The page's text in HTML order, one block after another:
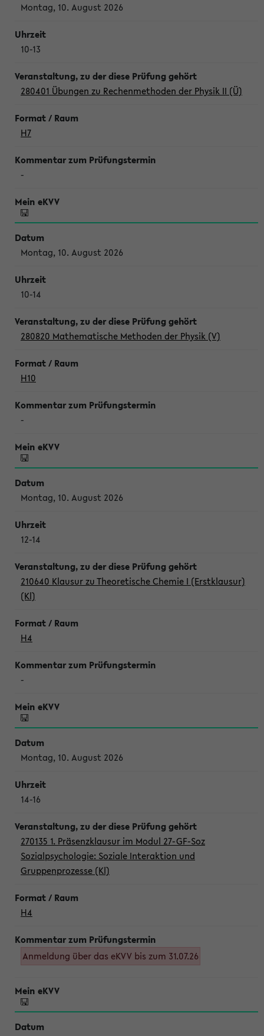
Montag, 10. August 2026
10-13
280401 Übungen zu Rechenmethoden der Physik II (Ü)
H7
-
Montag, 10. August 2026
10-14
280820 Mathematische Methoden der Physik (V)
H10
-
Montag, 10. August 2026
12-14
210640 Klausur zu Theoretische Chemie I (Erstklausur)
(Kl)
H4
-
Montag, 10. August 2026
14-16
270135 1. Präsenzklausur im Modul 27-GF-Soz
Sozialpsychologie: Soziale Interaktion und
Gruppenprozesse (Kl)
H4
Anmeldung über das eKVV bis zum 31.07.26